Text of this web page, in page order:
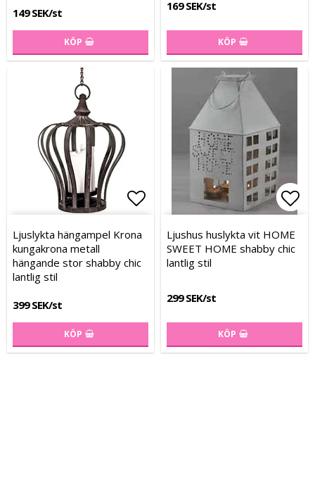
149 SEK/st
KÖP
169 SEK/st
KÖP
Lägg till i favoritlistan
Ljuslykta hängampel Krona
kungakrona metall
hängande stor shabby chic
lantlig stil
399 SEK/st
KÖP
Ljushus huslykta vit HOME
SWEET HOME shabby chic
lantlig stil
299 SEK/st
KÖP